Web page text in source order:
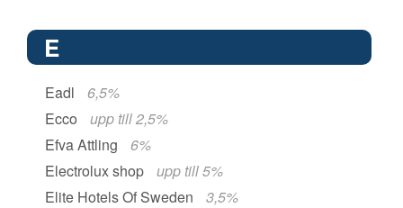
E
Eadl
6,5%
Ecco
upp till 2,5%
Efva Attling
6%
Electrolux shop
upp till 5%
Elite Hotels Of Sweden
3,5%